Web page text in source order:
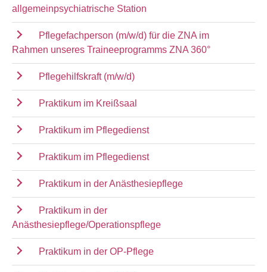
allgemeinpsychiatrische Station
Pflegefachperson (m/w/d) für die ZNA im
Rahmen unseres Traineeprogramms ZNA 360°
Pflegehilfskraft (m/w/d)
Praktikum im Kreißsaal
Praktikum im Pflegedienst
Praktikum im Pflegedienst
Praktikum in der Anästhesiepflege
Praktikum in der
Anästhesiepflege/Operationspflege
Praktikum in der OP-Pflege